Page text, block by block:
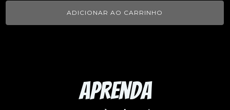
ADICIONAR AO CARRINHO
Aprenda